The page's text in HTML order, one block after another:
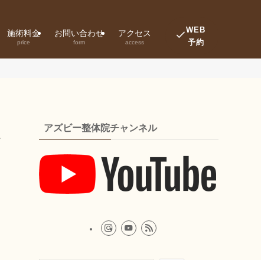
施術料金
price
お問い合わせ
form
アクセス
access
WEB
予約
アズビー整体院チャンネル